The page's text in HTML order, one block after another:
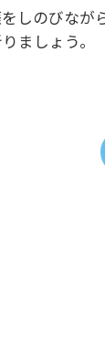
しのびな
ましょう。